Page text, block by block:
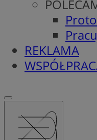
REKLAMA